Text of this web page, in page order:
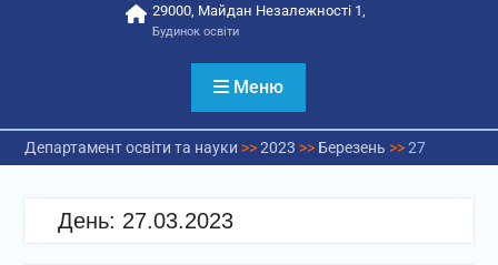
29000, Майдан Незалежності 1,
Будинок освіти
Меню
Департамент освіти та науки >>2023 >> Березень >>27
День: 27.03.2023